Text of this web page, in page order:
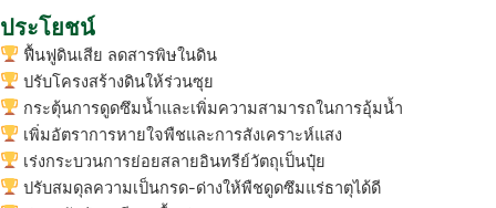
ประโยชน์
ฟื้นฟูดินเสีย ลดสารพิษในดิน
ปรับโครงสร้างดินให้ร่วนซุย
กระตุ้นการดูดซึมน้ำและเพิ่มความสามารถในการอุ้มน้ำ
เพิ่มอัตราการหายใจพืชและการสังเคราะห์แสง
เร่งกระบวนการย่อยสลายอินทรีย์วัตถุเป็นปุ๋ย
ปรับสมดุลความเป็นกรด-ด่างให้พืชดูดซึมแร่ธาตุได้ดี